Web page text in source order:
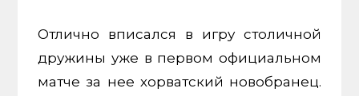
Отлично вписался в игру столичной
дружины уже в первом официальном
матче за нее хорватский новобранец.